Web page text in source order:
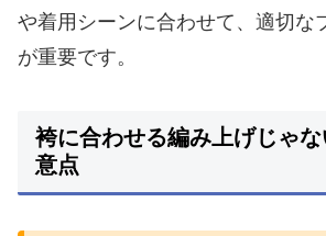
や着用シーンに合わせて、適切な
が重要です。
袴に合わせる編み上げじゃ
意点